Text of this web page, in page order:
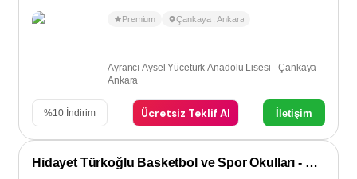
Premium Çankaya ,Ankara
Ayrancı Aysel Yücetürk Anadolu Lisesi - Çankaya -
Ankara
%10 İndirim Ücretsiz Teklif Al İletişim
Hidayet Türkoğlu Basketbol ve Spor Okulları - Dikmen